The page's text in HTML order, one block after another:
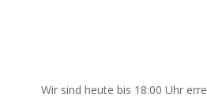
Wir sind heute bis 18:00 Uhr